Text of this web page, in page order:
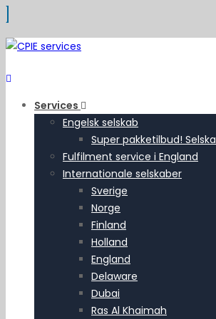
Services
Engelsk selskab
Super pakketilbud!
Fulfilment service i England
Internationale selskaber
Sverige
Norge
Finland
Holland
England
Delaware
Dubai
Ras Al Khaimah